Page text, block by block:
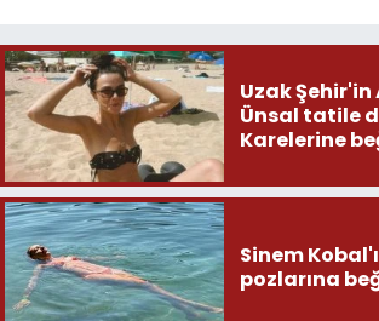
Uzak Şehir'in
Ünsal tatile
Karelerine
Sinem
pozlarına